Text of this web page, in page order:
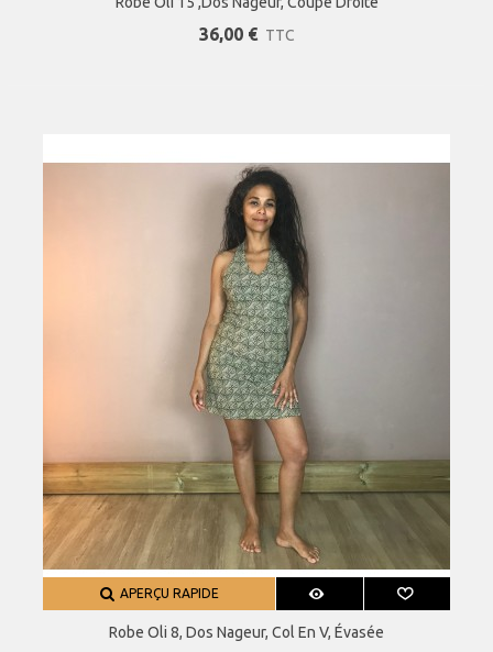
36,00 € TTC
APERÇU RAPIDE
Robe Oli 8, Dos Nageur, Col En V, Évasée